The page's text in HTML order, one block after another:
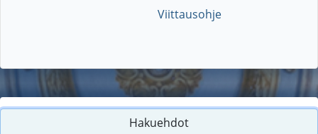
Viittausohje
Hakuehdot